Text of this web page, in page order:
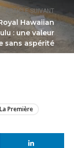
ARTICLE SUIVANT
Hawaiian
: une valeur
sans aspérité
La Première